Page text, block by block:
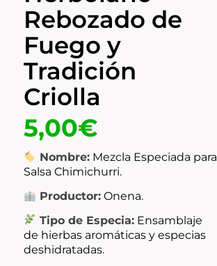
Rebozado de
Fuego y
Tradición
Criolla
5,00€
Nombre:Mezcla Especiada para
Salsa Chimichurri.
Productor:Onena.
Tipo de Especia:Ensamblaje
de hierbas aromáticas y especias
deshidratadas.